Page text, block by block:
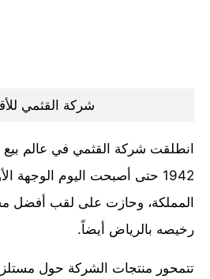
شركة القثمي
انطلقت شركة القثمي في عالم بيع
1942 حتى أصبحت اليوم الوجهة
المملكة، وحازت على لقب أفضل
رخيصه بالرياض أيضاً.
تتمحور منتجات الشركة حول